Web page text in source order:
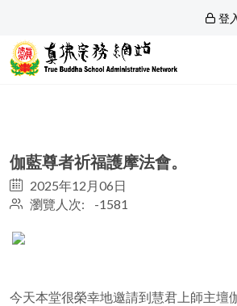
登
伽藍尊者祈福護摩法會。
2025年12月06日
瀏覽人次: -1581
今天本堂很榮幸地邀請到慧君上師主壇